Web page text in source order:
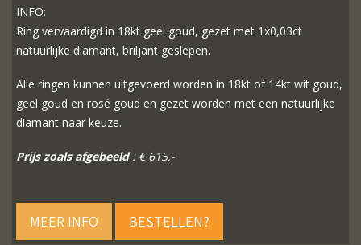
INFO:
Ring vervaardigd in 18kt geel goud, gezet met 1x0,03ct
natuurlijke diamant, briljant geslepen.
Alle ringen kunnen uitgevoerd worden in 18kt of 14kt wit goud,
geel goud en rosé goud en gezet worden met een natuurlijke
diamant naar keuze.
Prijs zoals afgebeeld: € 615,-
MEER INFO BESTELLEN?